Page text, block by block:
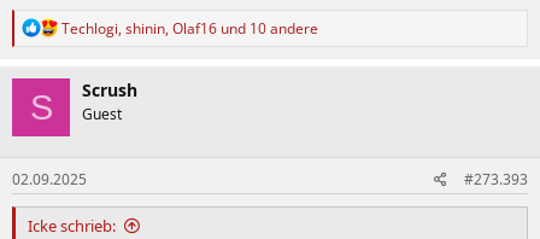
R
k
o
n
e
n
:
Techlogi, shinin, Olaf16 und 10 andere
S Scrush
Guest
02.09.2025 #273.393
Icke schrieb: